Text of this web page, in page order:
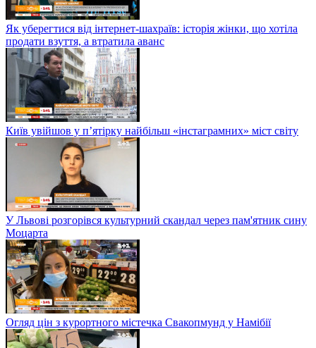
Як уберегтися від інтернет-шахраїв: історія жінки, що хотіла
продати взуття, а втратила аванс
Київ увійшов у п’ятірку найбільш «інстаграмних» міст світу
У Львові розгорівся культурний скандал через пам'ятник сину
Моцарта
Огляд цін з курортного містечка Свакопмунд у Намібії